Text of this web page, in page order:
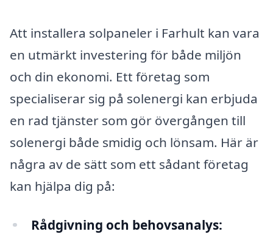
Att installera solpaneler i Farhult kan vara
en utmärkt investering för både miljön
och din ekonomi. Ett företag som
specialiserar sig på solenergi kan erbjuda
en rad tjänster som gör övergången till
solenergi både smidig och lönsam. Här är
några av de sätt som ett sådant företag
kan hjälpa dig på:
Rådgivning och behovsanalys: